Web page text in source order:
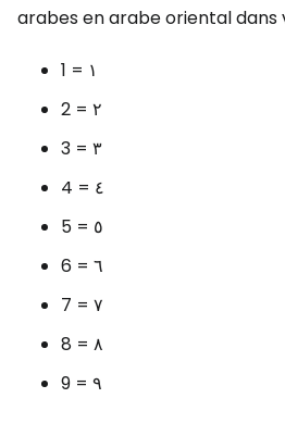
arabes en arabe oriental dans
1 = ١
2 = ٢
3 = ٣
4 = ٤
5 = ٥
6 = ٦
7 = ٧
8 = ٨
9 = ٩